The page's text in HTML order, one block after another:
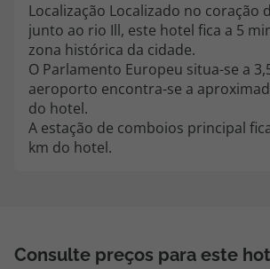
218 925 471
Custo de uma chamada para a rede fixa
A sua agência de viagens Top Atlântico tem a
sempre mais perto de si, para maior comodidade
na marcação das suas viagens, tem ainda ao seu
center a funcionar todos os dias úteis das 10:00 às
das 10:00 às 14:00.
Localização Localizado no coração
junto ao rio Ill, este hotel fica a 5
zona histórica da cidade.
O Parlamento Europeu situa-se a
aeroporto encontra-se a
do hotel.
A estação de comboios principal
km do hotel.
Consulte preços para este